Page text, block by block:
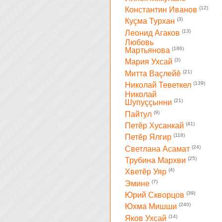
Константин Иванов (12)
Куçма Турхан (3)
Леонид Агаков (13)
Любовь
Мартьянова (186)
Мария Ухсай (3)
Митта Ваçлейĕ (21)
Николай Теветкел (139)
Николай
Шупуççынни (21)
Пайтул (9)
Петĕр Хусанкай (41)
Петĕр Ялгир (118)
Светлана Асамат (24)
Трубина Мархви (25)
Хветĕр Уяр (4)
Эмине (7)
Юрий Скворцов (39)
Юхма Мишши (240)
Яков Ухсай (14)